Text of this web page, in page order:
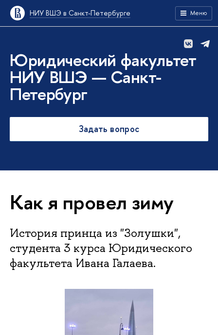
НИУ ВШЭ в Санкт-Петербурге Меню
Юридический факультет
НИУ ВШЭ — Санкт-
Петербург
Задать вопрос
Как я провел зиму
История принца из "Золушки",
студента 3 курса Юридического
факультета Ивана Галаева.